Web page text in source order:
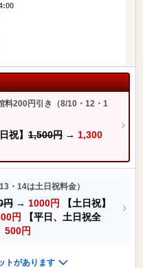
料200円引き（8/10・12・1
祝】 1,500円 → 1,300
・14は土日祝料金）
円 → 1000円
【土日祝】
円
【平日、土日祝全
500円
トがあります